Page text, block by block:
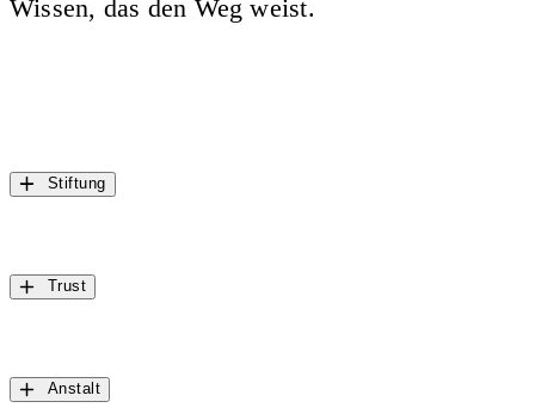
Wissen, das den Weg weist.
Stiftung
Trust
Anstalt